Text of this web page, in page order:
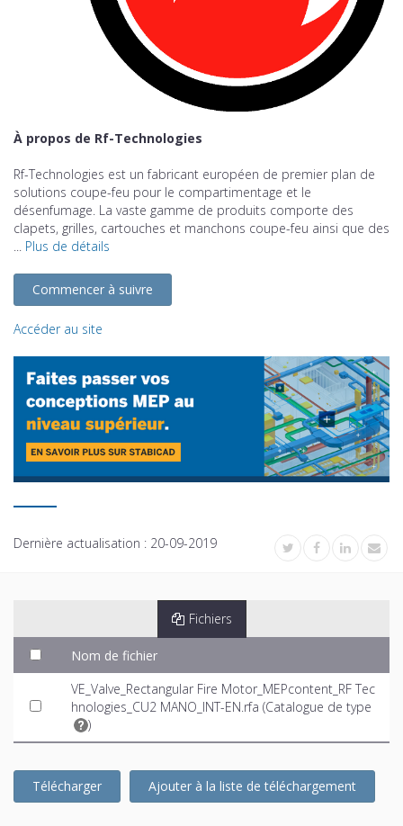
À propos de Rf-Technologies
Rf-Technologies est un fabricant européen de premier plan de
solutions coupe-feu pour le compartimentage et le
désenfumage. La vaste gamme de produits comporte des
clapets, grilles, cartouches et manchons coupe-feu ainsi que des
... Plus de détails
Commencer à suivre
Accéder au site
Dernière actualisation : 20-09-2019
Fichiers
Nom de fichier
VE_Valve_Rectangular Fire Motor_MEPcontent_RF Tec
hnologies_CU2 MANO_INT-EN.rfa (Catalogue de type
)
Télécharger Ajouter à la liste de téléchargement